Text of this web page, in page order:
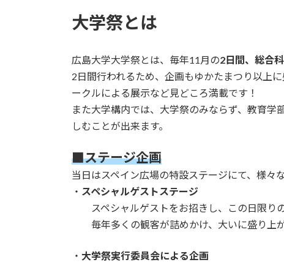
大学祭とは
広島大学大学祭とは、毎年11月の2日間、総合
2日間行われるため、企画もゆかたまつり以上
ークルによる展示など見どころ満載です！
また大学構内では、大学祭のみならず、教育
しむことが出来ます。
■ステージ企画
当日はスペイン広場の特設ステージにて、様々
・ スペシャルゲストステージ
スペシャルゲストをお招きし、この日限りの
毎年多くの観客が詰めかけ、大いに盛り上が
・ 大学祭実行委員会による企画